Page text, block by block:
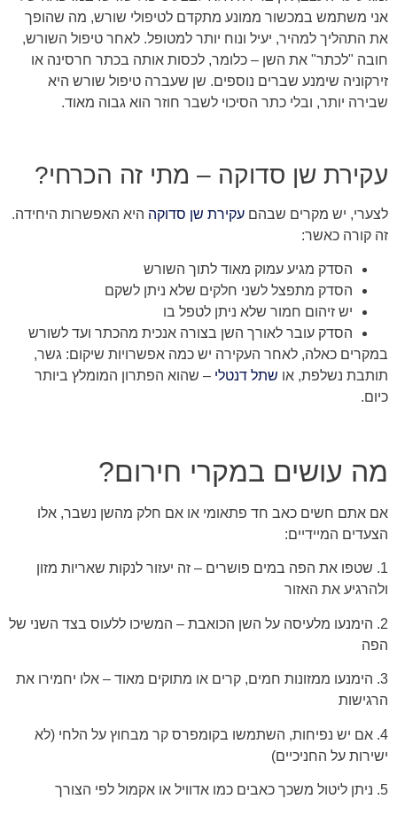
אני משתמש במכשור ממונע מתקדם לטיפולי שורש, מה שהופך
את התהליך למהיר, יעיל ונוח יותר למטופל. לאחר טיפול השורש,
חובה "לכתר" את השן – כלומר, לכסות אותה בכתר חרסינה או
זירקוניה שימנע שברים נוספים. שן שעברה טיפול שורש היא
שבירה יותר, ובלי כתר הסיכוי לשבר חוזר הוא גבוה מאוד.
עקירת שן סדוקה – מתי זה הכרחי?
לצערי, יש מקרים שבהם עקירת שן סדוקה היא האפשרות היחידה.
זה קורה כאשר:
הסדק מגיע עמוק מאוד לתוך השורש
הסדק מתפצל לשני חלקים שלא ניתן לשקם
יש זיהום חמור שלא ניתן לטפל בו
הסדק עובר לאורך השן בצורה אנכית מהכתר ועד לשורש
במקרים כאלה, לאחר העקירה יש כמה אפשרויות שיקום: גשר,
תותבת נשלפת, או שתל דנטלי – שהוא הפתרון המומלץ ביותר
כיום.
מה עושים במקרי חירום?
אם אתם חשים כאב חד פתאומי או אם חלק מהשן נשבר, אלו
הצעדים המיידיים:
1. שטפו את הפה במים פושרים – זה יעזור לנקות שאריות מזון
ולהרגיע את האזור
2. הימנעו מלעיסה על השן הכואבת – המשיכו ללעוס בצד השני של
הפה
3. הימנעו ממזונות חמים, קרים או מתוקים מאוד – אלו יחמירו את
הרגישות
4. אם יש נפיחות, השתמשו בקומפרס קר מבחוץ על הלחי (לא
ישירות על החניכיים)
5. ניתן ליטול משכך כאבים כמו אדוויל או אקמול לפי הצורך